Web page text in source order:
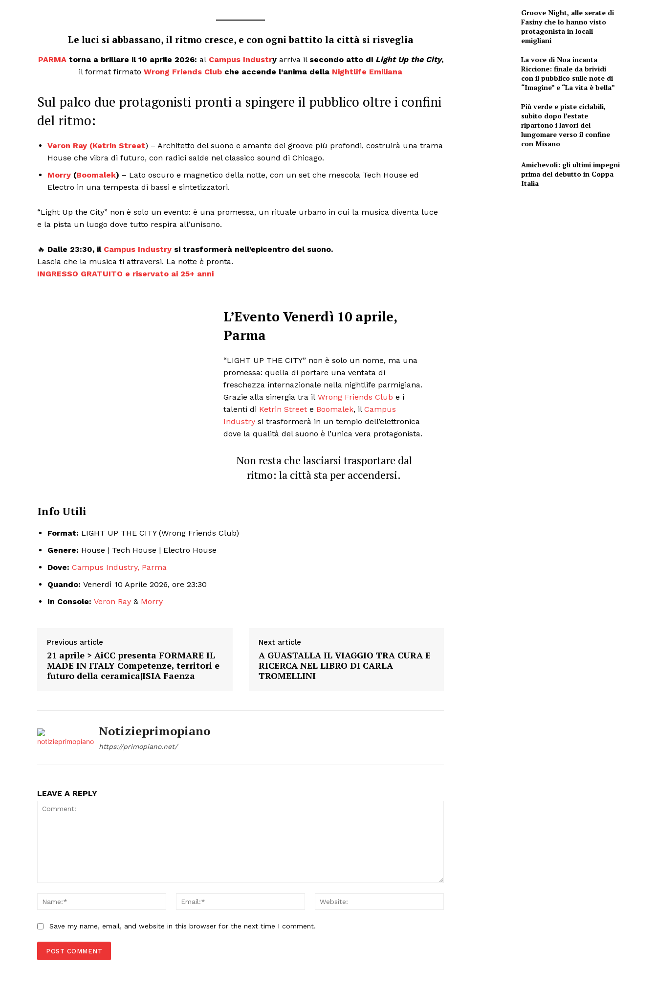
Condividi
ECONOMIA
Esclusive
SPORT
Le luci si abbassano, il ritmo cresce, e con ogni battito la città si risveglia
PARMAtorna a brillare il 10 aprile 2026: al Campus Industryarriva il secondo atto di Light Up the City,
il format firmatoWrong Friends Club che accende l’anima della Nightlife Emiliana
Sul palco due protagonisti pronti a spingere il pubblico oltre i confini
del ritmo:
Veron Ray (Ketrin Street) – Architetto del suono e amante dei groove più profondi, costruirà una trama
House che vibra di futuro, con radici salde nel classico sound di Chicago.
Morry (Boomalek) – Lato oscuro e magnetico della notte, con un set che mescola Tech House ed
Electro in una tempesta di bassi e sintetizzatori.
“Light Up the City” non è solo un evento: è una promessa, un rituale urbano in cui la musica diventa luce
e la pista un luogo dove tutto respira all’unisono.
🔥 Dalle 23:30, il Campus Industry si trasformerà nell’epicentro del suono.
Lascia che la musica ti attraversi. La notte è pronta.
INGRESSO GRATUITO e riservato ai 25+ anni
L’Evento Venerdì 10 aprile,
Parma
“LIGHT UP THE CITY” non è solo un nome, ma una
promessa: quella di portare una ventata di
freschezza internazionale nella nightlife parmigiana.
Grazie alla sinergia tra il Wrong Friends Club e i
talenti di Ketrin Street e Boomalek, il Campus
Industrysi trasformerà in un tempio dell’elettronica
dove la qualità del suono è l’unica vera protagonista.
Non resta che lasciarsi trasportare dal
ritmo: la città sta per accendersi.
Info Utili
Format: LIGHT UP THE CITY (Wrong Friends Club)
Genere: House | Tech House | Electro House
Dove: Campus Industry, Parma
Quando: Venerdì 10 Aprile 2026, ore 23:30
In Console: Veron Ray & Morry
Previous article
21 aprile > AiCC presenta FORMARE IL
MADE IN ITALY Competenze, territori e
futuro della ceramica|ISIA Faenza
Next article
A GUASTALLA IL VIAGGIO TRA CURA E
RICERCA NEL LIBRO DI CARLA
TROMELLINI
Notizieprimopiano
https://primopiano.net/
LEAVE A REPLY
Name:*
Email:*
Save my name, email, and website in this browser for the next time I comment.
Groove Night, alle serate di
Fasiny che lo hanno visto
protagonista in locali
emigliani
La voce di Noa incanta
Riccione: finale da brividi
con il pubblico sulle note di
“Imagine” e “La vita è bella”
Più verde e piste ciclabili,
subito dopo l’estate
ripartono i lavori del
lungomare verso il confine
con Misano
Amichevoli: gli ultimi impegni
prima del debutto in Coppa
Italia